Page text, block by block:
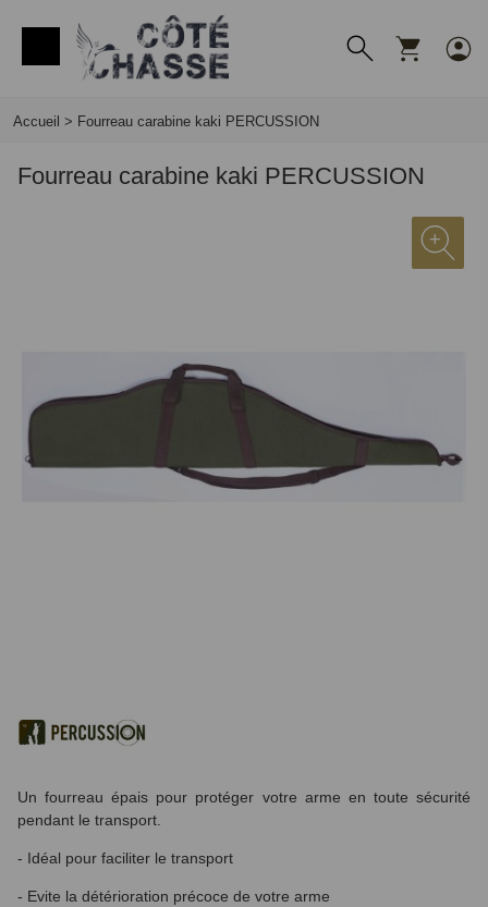
Accueil > Fourreau carabine kaki PERCUSSION
Fourreau carabine kaki PERCUSSION
Un fourreau épais pour protéger votre arme en toute sécurité
pendant le transport.
- Idéal pour faciliter le transport
- Evite la détérioration précoce de votre arme